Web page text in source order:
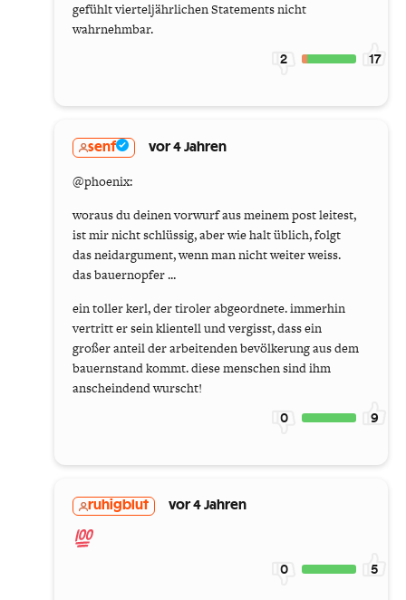
gefühlt vierteljährlichen Statements nicht
wahrnehmbar.
2 17
senf vor 4 Jahren
@phoenix:
woraus du deinen vorwurf aus meinem post leitest,
ist mir nicht schlüssig, aber wie halt üblich, folgt
das neidargument, wenn man nicht weiter weiss.
das bauernopfer ...
ein toller kerl, der tiroler abgeordnete. immerhin
vertritt er sein klientell und vergisst, dass ein
großer anteil der arbeitenden bevölkerung aus dem
bauernstand kommt. diese menschen sind ihm
anscheindend wurscht!
0 9
ruhigblut vor 4 Jahren
0 5